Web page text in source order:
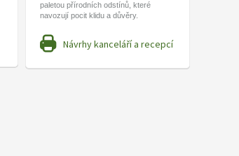
paletou přírodních odstínů, které
navozují pocit klidu a důvěry.
Návrhy kanceláří a recepcí